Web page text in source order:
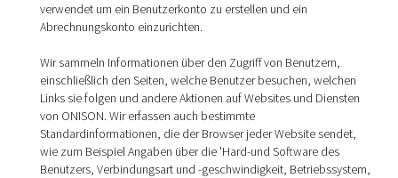
verwendet um ein Benutzerkonto zu erstellen und ein
Abrechnungskonto einzurichten.
Wir sammeln Informationen über den Zugriff von Benutzern,
einschließlich den Seiten, welche Benutzer besuchen, welchen
Links sie folgen und andere Aktionen auf Websites und Diensten
von ONISON. Wir erfassen auch bestimmte
Standardinformationen, die der Browser jeder Website sendet,
wie zum Beispiel Angaben über die 'Hard-und Software des
Benutzers, Verbindungsart und -geschwindigkeit, Betriebssystem,